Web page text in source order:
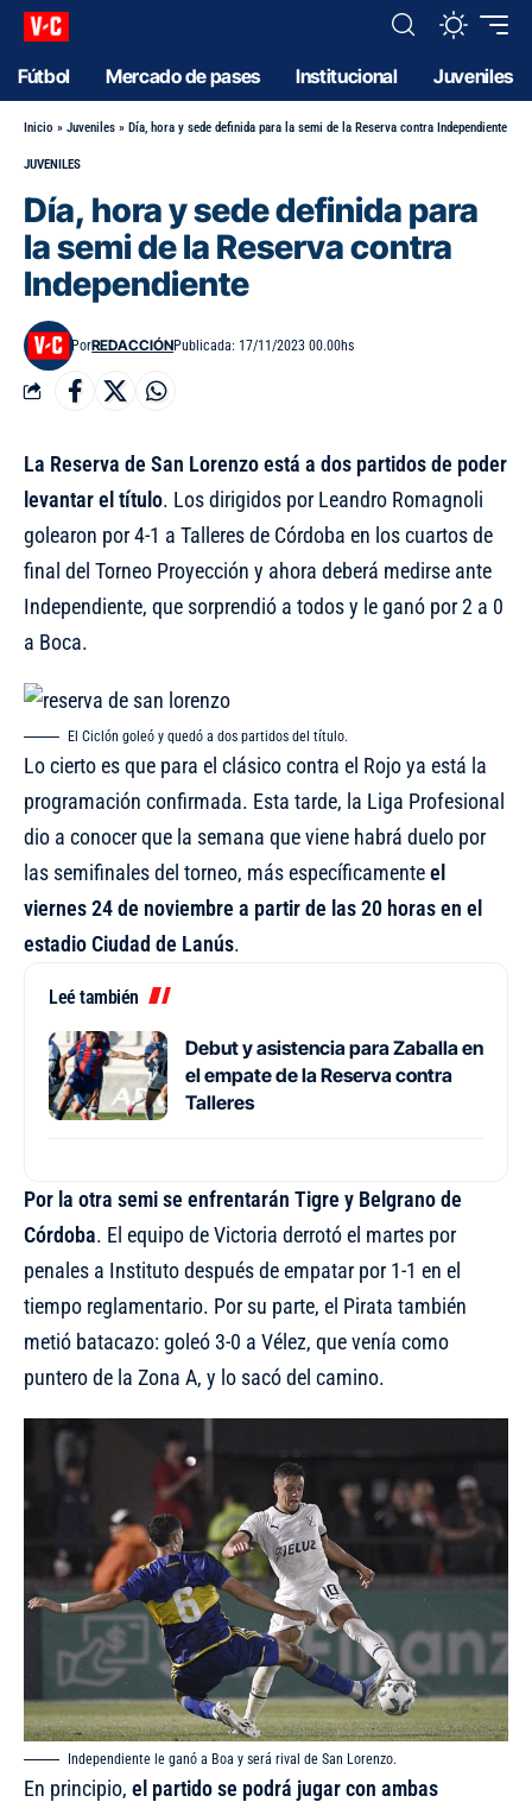
Fútbol Mercado de pases Institucional Juveniles
Inicio » Juveniles » Día, hora y sede definida para la semi de la Reserva contra Independiente
JUVENILES
Día, hora y sede definida para
la semi de la Reserva contra
Independiente
PorREDACCIÓNPublicada: 17/11/2023 00.00hs
La Reserva de San Lorenzo está a dos partidos de poder
levantar el título. Los dirigidos por Leandro Romagnoli
golearon por 4-1 a Talleres de Córdoba en los cuartos de
final del Torneo Proyección y ahora deberá medirse ante
Independiente, que sorprendió a todos y le ganó por 2 a 0
a Boca.
El Ciclón goleó y quedó a dos partidos del título.
Lo cierto es que para el clásico contra el Rojo ya está la
programación confirmada. Esta tarde, la Liga Profesional
dio a conocer que la semana que viene habrá duelo por
las semifinales del torneo, más específicamenteel
viernes 24 de noviembre a partir de las 20 horas en el
estadio Ciudad de Lanús.
Leé también
Debut y asistencia para Zaballa en
el empate de la Reserva contra
Talleres
Por la otra semi se enfrentarán Tigre y Belgrano de
Córdoba. El equipo de Victoria derrotó el martes por
penales a Instituto después de empatar por 1-1 en el
tiempo reglamentario. Por su parte, el Pirata también
metió batacazo: goleó 3-0 a Vélez, que venía como
puntero de la Zona A, y lo sacó del camino.
Independiente le ganó a Boa y será rival de San Lorenzo.
En principio, el partido se podrá jugar con ambas